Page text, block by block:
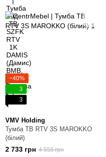
−40%
3
3
VMV Holding
Тумба ТВ RTV 3S MAROKKO
(білий)
2 733 грн 4 555 грн